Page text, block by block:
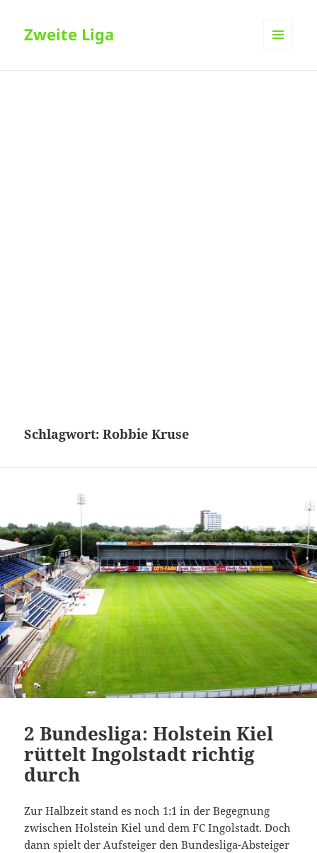
Zweite Liga
Schlagwort:Robbie Kruse
2 Bundesliga: Holstein Kiel
rüttelt Ingolstadt richtig
durch
Zur Halbzeit stand es noch 1:1 in der Begegnung
zwischen Holstein Kiel und dem FC Ingolstadt. Doch
dann spielt der Aufsteiger den Bundesliga-Absteiger